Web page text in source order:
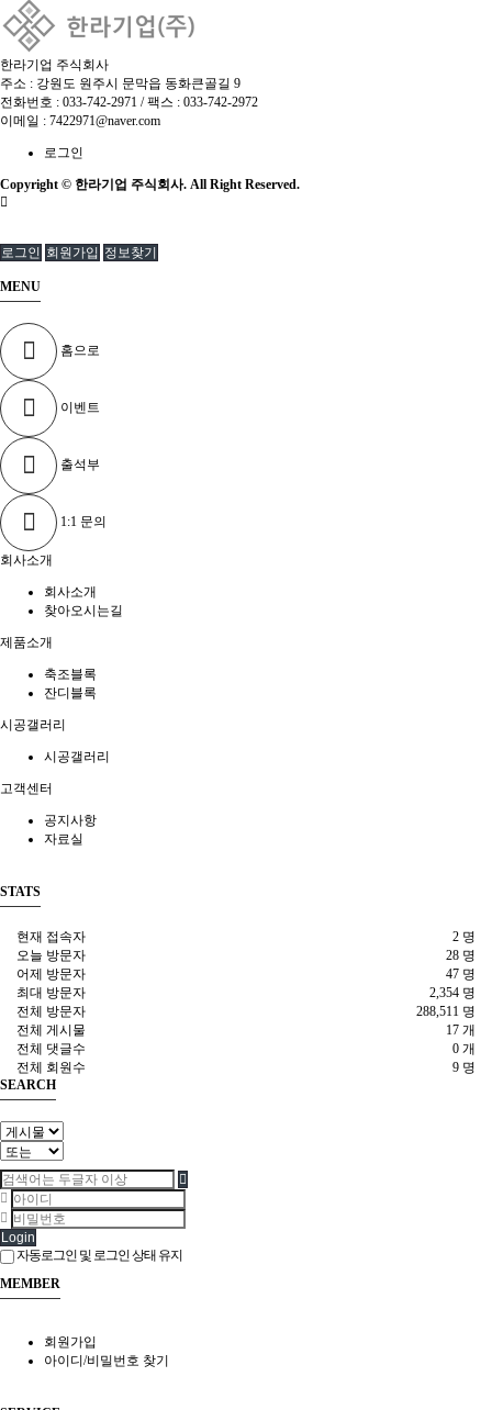
한라기업 주식회사
주소 : 강원도 원주시 문막읍 동화큰골길 9
전화번호 : 033-742-2971 / 팩스 : 033-742-2972
이메일 : 7422971@naver.com
로그인
Copyright © 한라기업 주식회사. All Right Reserved.
로그인 회원가입 정보찾기
MENU
홈으로
이벤트
출석부
1:1 문의
회사소개
회사소개
찾아오시는길
제품소개
축조블록
잔디블록
시공갤러리
시공갤러리
고객센터
공지사항
자료실
STATS
2 명
현재 접속자
28 명
오늘 방문자
47 명
어제 방문자
2,354 명
최대 방문자
288,511 명
전체 방문자
17 개
전체 게시물
0 개
전체 댓글수
9 명
전체 회원수
SEARCH
Login
자동로그인 및 로그인 상태 유지
MEMBER
회원가입
아이디/비밀번호 찾기